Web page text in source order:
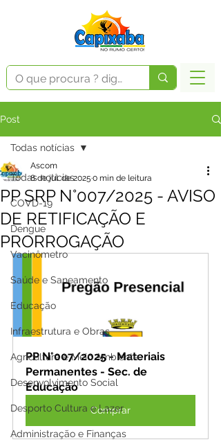
Post
Todas notícias
COVD-19
Dengue
Vacinômetro
Saúde e Saneamento
Educação
Infraestrutura e Obras
Agricultura e Meio Ambiente
Desenvolvimento Social
Desporto Cultura e Lazer
Administração e Finanças
Todas notícias
PP SRP N°007/2025 - AVISO
DE RETIFICAÇÃO E
PRORROGAÇÃO
Ascom
8 de jul. de 2025 0 min de leitura
PP N°007/2025 - Materiais
Permanentes - Sec. de
Educação
Comprar